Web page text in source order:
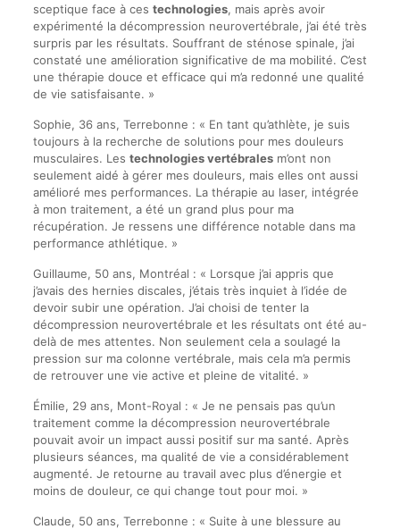
sceptique face à ces technologies, mais après avoir
expérimenté la décompression neurovertébrale, j’ai été très
surpris par les résultats. Souffrant de sténose spinale, j’ai
constaté une amélioration significative de ma mobilité. C’est
une thérapie douce et efficace qui m’a redonné une qualité
de vie satisfaisante. »
Sophie, 36 ans, Terrebonne : « En tant qu’athlète, je suis
toujours à la recherche de solutions pour mes douleurs
musculaires. Les technologies vertébralesm’ont non
seulement aidé à gérer mes douleurs, mais elles ont aussi
amélioré mes performances. La thérapie au laser, intégrée
à mon traitement, a été un grand plus pour ma
récupération. Je ressens une différence notable dans ma
performance athlétique. »
Guillaume, 50 ans, Montréal : « Lorsque j’ai appris que
j’avais des hernies discales, j’étais très inquiet à l’idée de
devoir subir une opération. J’ai choisi de tenter la
décompression neurovertébrale et les résultats ont été au-
delà de mes attentes. Non seulement cela a soulagé la
pression sur ma colonne vertébrale, mais cela m’a permis
de retrouver une vie active et pleine de vitalité. »
Émilie, 29 ans, Mont-Royal : « Je ne pensais pas qu’un
traitement comme la décompression neurovertébrale
pouvait avoir un impact aussi positif sur ma santé. Après
plusieurs séances, ma qualité de vie a considérablement
augmenté. Je retourne au travail avec plus d’énergie et
moins de douleur, ce qui change tout pour moi. »
Claude, 50 ans, Terrebonne : « Suite à une blessure au